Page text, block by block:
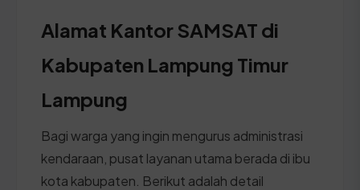
Alamat Kantor SAMSAT di
Kabupaten Lampung Timur
Lampung
Bagi warga yang ingin mengurus administrasi
kendaraan, pusat layanan utama berada di ibu
kota kabupaten. Berikut adalah detail